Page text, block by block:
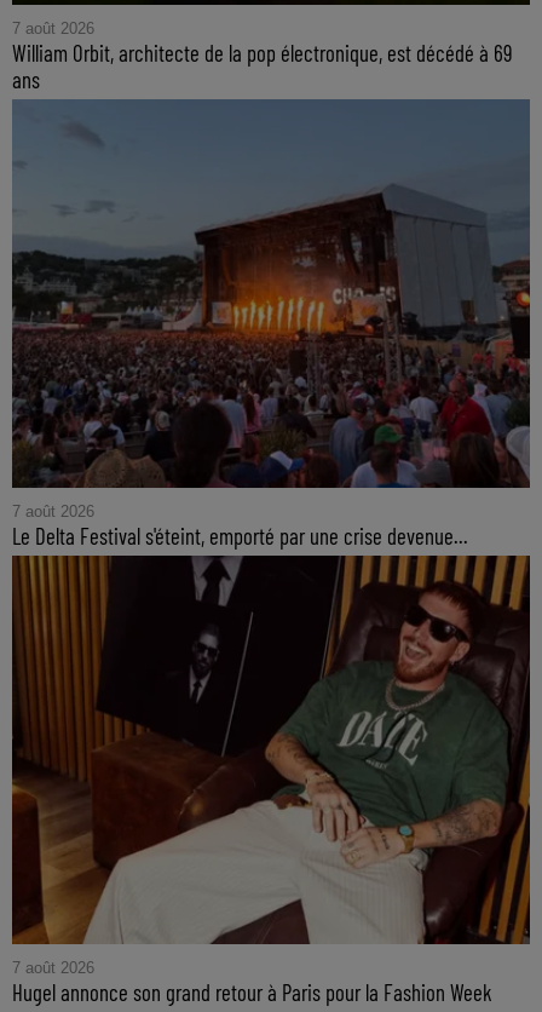
7 août 2026
William Orbit, architecte de la pop électronique, est décédé à 69
ans
7 août 2026
Le Delta Festival s'éteint, emporté par une crise devenue...
7 août 2026
Hugel annonce son grand retour à Paris pour la Fashion Week